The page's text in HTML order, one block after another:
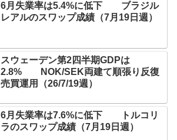
6月失業率は5.4%に低下 ブラジル
レアルのスワップ成績（7月19日週）
スウェーデン第2四半期GDPは
2.8% NOK/SEK両建て順張り反復
売買運用（26/7/19週）
6月失業率は7.6%に低下 トルコリ
ラのスワップ成績（7月19日週）